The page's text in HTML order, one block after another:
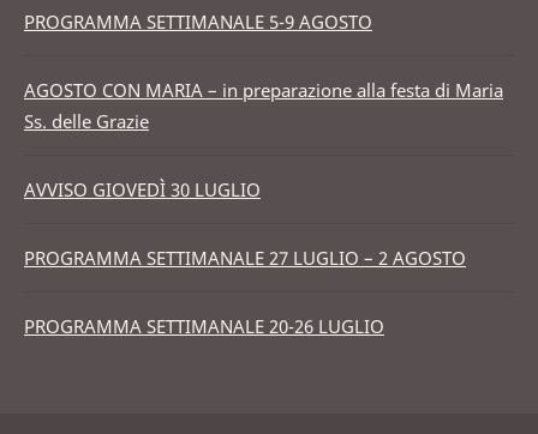
PROGRAMMA SETTIMANALE 5-9 AGOSTO
AGOSTO CON MARIA – in preparazione alla festa di Maria
Ss. delle Grazie
AVVISO GIOVEDÌ 30 LUGLIO
PROGRAMMA SETTIMANALE 27 LUGLIO – 2 AGOSTO
PROGRAMMA SETTIMANALE 20-26 LUGLIO